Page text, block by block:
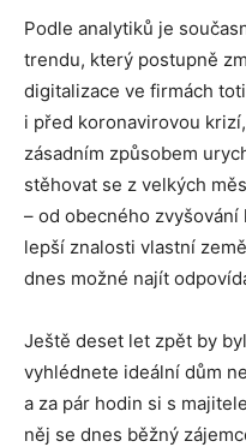
Podle analytiků je
trendu, který postupně
digitalizace ve firmách
i před koronavirovou
zásadním způsobem
stěhovat se z velkých
– od obecného
lepší znalosti vlastní
dnes možné najít
Ještě deset let zpět by
vyhlédnete ideální dům
a za pár hodin si s
něj se dnes běžný